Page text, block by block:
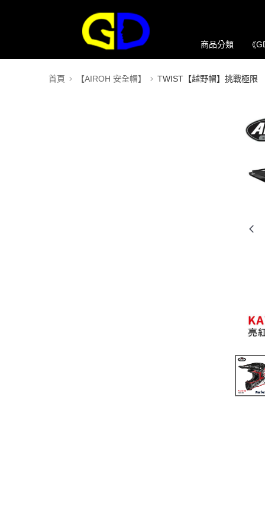
商品分類 《
首頁 【AIROH 安全帽】 TWIST【越野帽】挑戰極限